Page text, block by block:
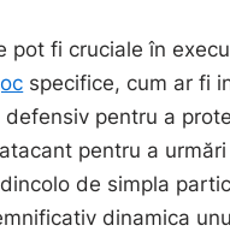
pot fi cruciale în
specifice, cum ar fi
defensiv pentru a
pentru a
de simpla
dinamica